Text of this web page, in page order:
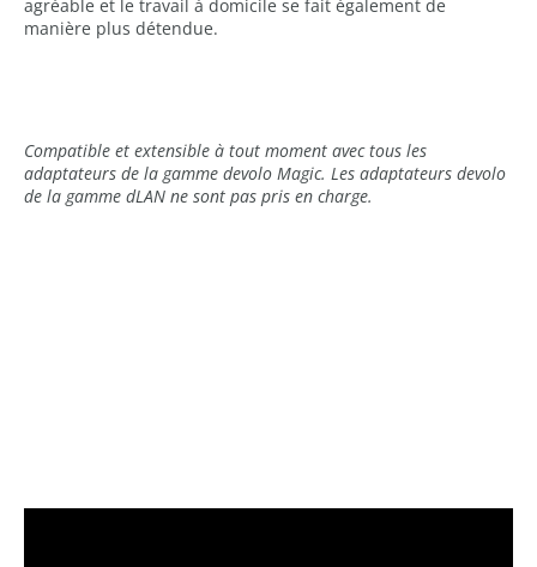
agréable et le travail à domicile se fait également de
manière plus détendue.
Compatible et extensible à tout moment avec tous les
adaptateurs de la gamme devolo Magic. Les adaptateurs devolo
de la gamme dLAN ne sont pas pris en charge.